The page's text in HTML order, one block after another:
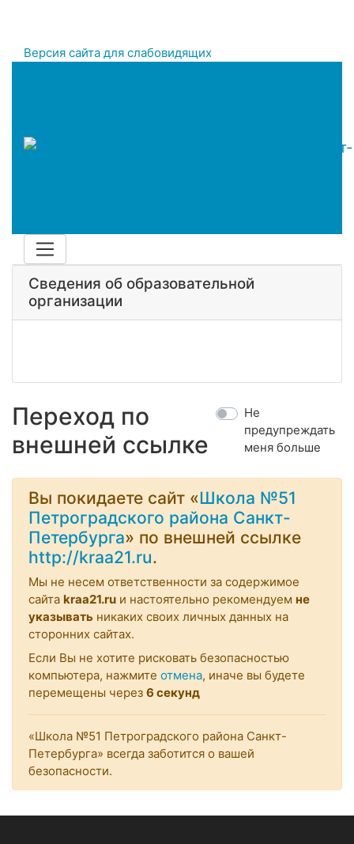
Версия сайта для слабовидящих
Сведения об образовательной
организации
Переход по
внешней ссылке
Не
предупреждать
меня больше
Вы покидаете сайт «Школа №51
Петроградского района Санкт-
Петербурга» по внешней ссылке
http://kraa21.ru.
Мы не несем ответственности за содержимое
сайта kraa21.ru и настоятельно рекомендуем не
указывать никаких своих личных данных на
сторонних сайтах.
Если Вы не хотите рисковать безопасностью
компьютера, нажмите отмена, иначе вы будете
перемещены через 6 секунд
«Школа №51 Петроградского района Санкт-
Петербурга» всегда заботится о вашей
безопасности.